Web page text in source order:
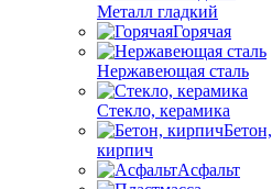
Металл гладкий
Горячая
Нержавеющая сталь
Стекло, керамика
Бетон,
кирпич
Асфальт